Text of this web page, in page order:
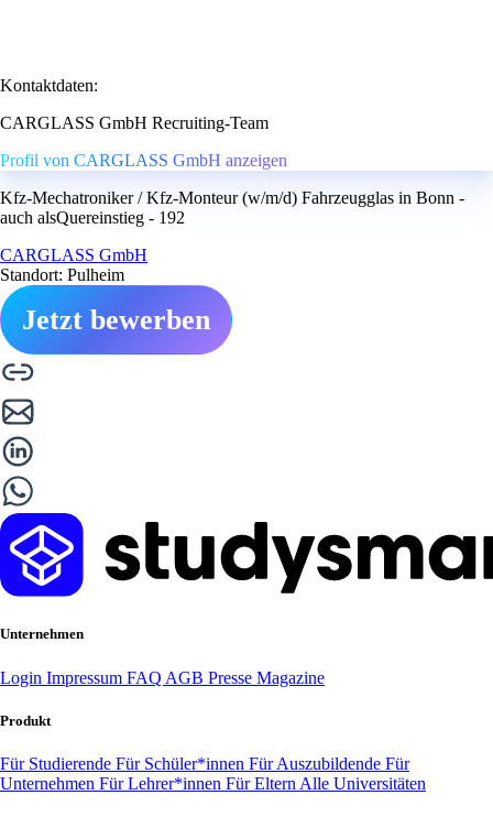
Kontaktdaten:
CARGLASS GmbH Recruiting-Team
Profil von CARGLASS GmbH anzeigen
Kfz-Mechatroniker / Kfz-Monteur (w/m/d) Fahrzeugglas in Bonn -
auch alsQuereinstieg - 192
CARGLASS GmbH
Standort: Pulheim
Jetzt bewerben
Unternehmen
Login Impressum FAQ AGB Presse Magazine
Produkt
Für Studierende Für Schüler*innen Für Auszubildende Für
Unternehmen Für Lehrer*innen Für Eltern Alle Universitäten